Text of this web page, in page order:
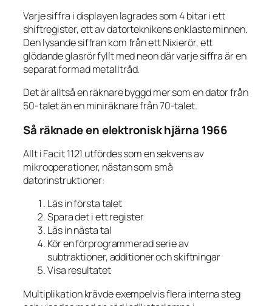
Varje siffra i displayen lagrades som 4 bitar i ett
shiftregister, ett av datorteknikens enklaste minnen.
Den lysande siffran kom från ett Nixierör, ett
glödande glasrör fyllt med neon där varje siffra är en
separat formad metalltråd.
Det är alltså en räknare byggd mer som en dator från
50-talet än en miniräknare från 70-talet.
Så räknade en elektronisk hjärna 1966
Allt i Facit 1121 utfördes som en sekvens av
mikrooperationer, nästan som små
datorinstruktioner:
Läs in första talet
Spara det i ett register
Läs in nästa tal
Kör en förprogrammerad serie av
subtraktioner, additioner och skiftningar
Visa resultatet
Multiplikation krävde exempelvis flera interna steg